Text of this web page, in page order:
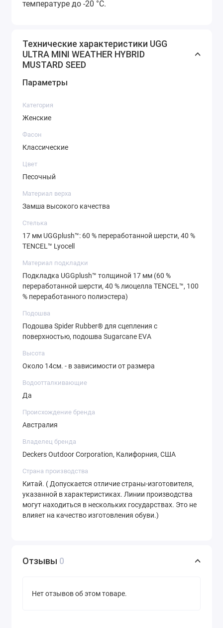
температуре до -20 °C.
Технические характеристики UGG
ULTRA MINI WEATHER HYBRID
MUSTARD SEED
Параметры
Категория
Женские
Фасон
Классические
Цвет
Песочный
Материал верха
Замша высокого качества
Стелька
17 мм UGGplush™: 60 % переработанной шерсти, 40 %
TENCEL™ Lyocell
Материал подкладки
Подкладка UGGplush™ толщиной 17 мм (60 %
переработанной шерсти, 40 % лиоцелла TENCEL™, 100
% переработанного полиэстера)
Подошва
Подошва Spider Rubber® для сцепления с
поверхностью, подошва Sugarcane EVA
Высота
Около 14см. - в зависимости от размера
Водоотталкивающие
Да
Происхождение бренда
Австралия
Владелец бренда
Deckers Outdoor Corporation, Калифорния, США
Страна производства
Китай. ( Допускается отличие страны-изготовителя,
указанной в характеристиках. Линии производства
могут находиться в нескольких государствах. Это не
влияет на качество изготовления обуви.)
Отзывы 0
Нет отзывов об этом товаре.